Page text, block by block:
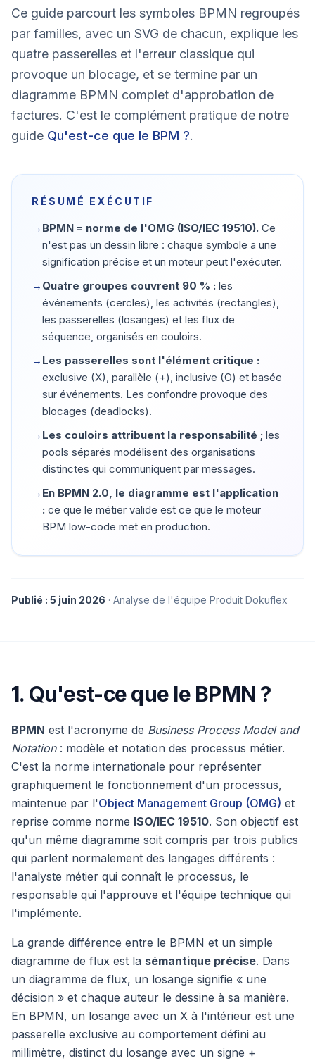
Ce guide parcourt les symboles BPMN regroupés
par familles, avec un SVG de chacun, explique les
quatre passerelles et l'erreur classique qui
provoque un blocage, et se termine par un
diagramme BPMN complet d'approbation de
factures. C'est le complément pratique de notre
guide Qu'est-ce que le BPM ?.
RÉSUMÉ EXÉCUTIF
→ BPMN = norme de l'OMG (ISO/IEC 19510). Ce
n'est pas un dessin libre : chaque symbole a une
signification précise et un moteur peut l'exécuter.
→ Quatre groupes couvrent 90 % : les
événements (cercles), les activités (rectangles),
les passerelles (losanges) et les flux de
séquence, organisés en couloirs.
→ Les passerelles sont l'élément critique :
exclusive (X), parallèle (+), inclusive (O) et basée
sur événements. Les confondre provoque des
blocages (deadlocks).
→ Les couloirs attribuent la responsabilité ; les
pools séparés modélisent des organisations
distinctes qui communiquent par messages.
→ En BPMN 2.0, le diagramme est l'application
: ce que le métier valide est ce que le moteur
BPM low-code met en production.
Publié : 5 juin 2026 · Analyse de l'équipe Produit Dokuflex
1. Qu'est-ce que le BPMN ?
BPMN est l'acronyme de Business Process Model and
Notation: modèle et notation des processus métier.
C'est la norme internationale pour représenter
graphiquement le fonctionnement d'un processus,
maintenue par l'Object Management Group (OMG) et
reprise comme norme ISO/IEC 19510. Son objectif est
qu'un même diagramme soit compris par trois publics
qui parlent normalement des langages différents :
l'analyste métier qui connaît le processus, le
responsable qui l'approuve et l'équipe technique qui
l'implémente.
La grande différence entre le BPMN et un simple
diagramme de flux est la sémantique précise. Dans
un diagramme de flux, un losange signifie « une
décision » et chaque auteur le dessine à sa manière.
En BPMN, un losange avec un X à l'intérieur est une
passerelle exclusive au comportement défini au
millimètre, distinct du losange avec un signe +